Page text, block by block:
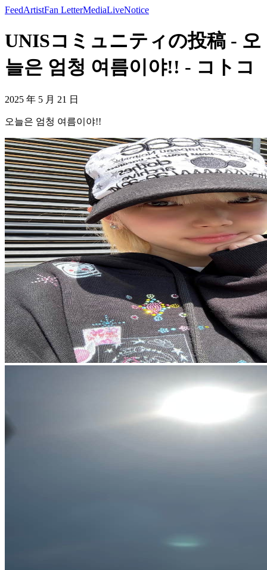
FeedArtistFan LetterMediaLiveNotice
UNISコミュニティの投稿 - 오
늘은 엄청 여름이야!! - コトコ
2025 年 5 月 21 日
오늘은 엄청 여름이야!!